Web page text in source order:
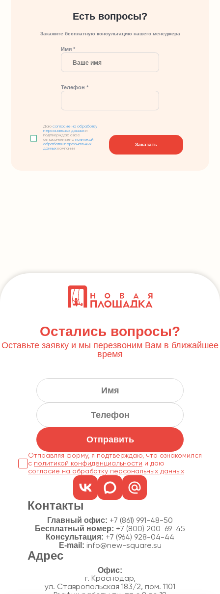
Есть вопросы?
Закажите бесплатную консультацию нашего менеджера
Имя *
Телефон *
Даюсогласие на обработку
персональных данных и
подтверждаю свое
ознакомление сполитикой
обработки персональных
данных компании
Заказать
Остались вопросы?
Оставьте заявку и мы перезвоним Вам в ближайшее
время
Отправить
Отправляя форму, я подтверждаю, что ознакомился
с политикой конфиденциальности
согласие на обработку персональных данных
Контакты
Главный офис: +7 (861) 991-48-50
Бесплатный номер: +7 (800) 200-69-45
Консультация: +7 (964) 928-04-44
E-mail: info@new-square.su
Адрес
г. Краснодар,
ул. Ставропольская 183/2, пом. 1101